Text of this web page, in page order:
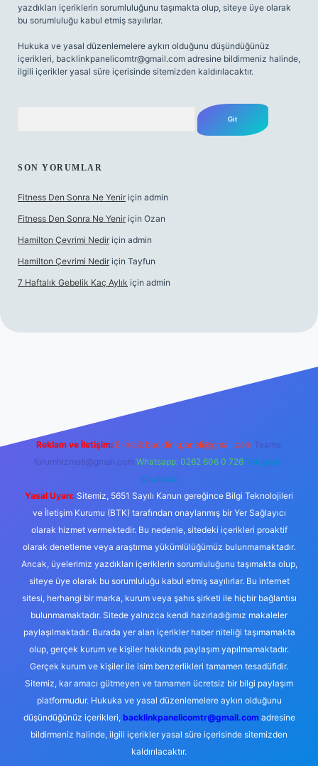
yazdıkları içeriklerin sorumluluğunu taşımakta olup, siteye üye olarak
bu sorumluluğu kabul etmiş sayılırlar.
Hukuka ve yasal düzenlemelere aykırı olduğunu düşündüğünüz
içerikleri, backlinkpanelicomtr@gmail.com adresine bildirmeniz halinde,
ilgili içerikler yasal süre içerisinde sitemizden kaldırılacaktır.
SON YORUMLAR
Fitness Den Sonra Ne Yenir için admin
Fitness Den Sonra Ne Yenir için Ozan
Hamilton Çevrimi Nedir için admin
Hamilton Çevrimi Nedir için Tayfun
7 Haftalık Gebelik Kaç Aylık için admin
Reklam ve İletişim: E-mail: backlinkpaneli@gmail.com Teams:
forumhizmeti@gmail.com Whatsapp: 0262 606 0 726 Telegram:
@karabul
Yasal Uyarı: Sitemiz, 5651 Sayılı Kanun gereğince Bilgi Teknolojileri
ve İletişim Kurumu (BTK) tarafından onaylanmış bir Yer Sağlayıcı
olarak hizmet vermektedir. Bu nedenle, sitedeki içerikleri proaktif
olarak denetleme veya araştırma yükümlülüğümüz bulunmamaktadır.
Ancak, üyelerimiz yazdıkları içeriklerin sorumluluğunu taşımakta olup,
siteye üye olarak bu sorumluluğu kabul etmiş sayılırlar. Bu internet
sitesi, herhangi bir marka, kurum veya şahıs şirketi ile hiçbir bağlantısı
bulunmamaktadır. Sitede yalnızca kendi hazırladığımız makaleler
paylaşılmaktadır. Burada yer alan içerikler haber niteliği taşımamakta
olup, gerçek kurum ve kişiler hakkında paylaşım yapılmamaktadır.
Gerçek kurum ve kişiler ile isim benzerlikleri tamamen tesadüfidir.
Sitemiz, kar amacı gütmeyen ve tamamen ücretsiz bir bilgi paylaşım
platformudur. Hukuka ve yasal düzenlemelere aykırı olduğunu
düşündüğünüz içerikleri, backlinkpanelicomtr@gmail.comadresine
bildirmeniz halinde, ilgili içerikler yasal süre içerisinde sitemizden
kaldırılacaktır.